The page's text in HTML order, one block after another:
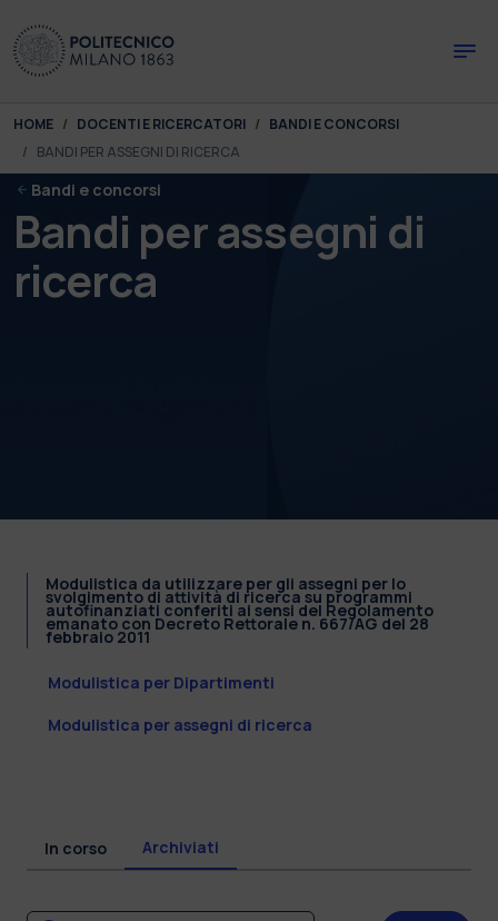
You are here:
HOME DOCENTI E RICERCATORI
BANDI E CONCORSI
BANDI PER ASSEGNI DI RICERCA
Bandi e concorsi
Bandi per assegni di
ricerca
Modulistica da utilizzare per gli assegni per lo
svolgimento di attività di ricerca su programmi
autofinanziati conferiti ai sensi del Regolamento
emanato con Decreto Rettorale n. 667/AG del 28
febbraio 2011
Modulistica per Dipartimenti
Modulistica per assegni di ricerca
In corso Archiviati